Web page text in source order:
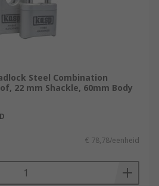
Steel Combination
22 mm Shackle, 60mm Body
€ 78,78/eenheid